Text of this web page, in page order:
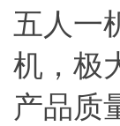
五人一
机，极
产品质